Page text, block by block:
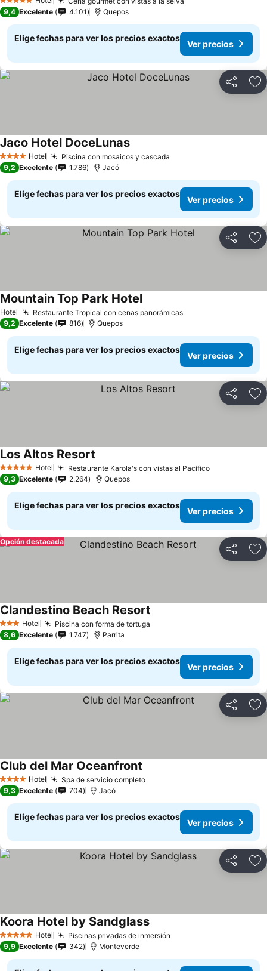
5 Estrellas
9,4 Excelente 4.101 Quepos
Elige fechas para ver los precios exactos
Ver precios
Compartir
4 EstrellasHotel Piscina con mosaicos y cascada
Jaco Hotel DoceLunas
9,2 Excelente 1.786 Jacó
Elige fechas para ver los precios exactos
Ver precios
Compartir
Hotel Restaurante Tropical con cenas panorámicas
Mountain Top Park Hotel
9,2 Excelente 816 Quepos
Elige fechas para ver los precios exactos
Ver precios
Compartir
5 Estrellas Hotel Restaurante Karola's con vistas al Pacífico
Los Altos Resort
9,3 Excelente 2.264 Quepos
Elige fechas para ver los precios exactos
Ver precios
Compartir
Opción destacada
3 Estrellas
Hotel Piscina con forma de tortuga
Clandestino Beach Resort
8,6 Excelente 1.747 Parrita
Elige fechas para ver los precios exactos
Ver precios
Compartir
4 EstrellasHotel Spa de servicio completo
Club del Mar Oceanfront
9,3 Excelente 704 Jacó
Elige fechas para ver los precios exactos
Ver precios
Compartir
5 Estrellas Hotel Piscinas privadas de inmersión
Koora Hotel by Sandglass
9,9 Excelente 342 Monteverde